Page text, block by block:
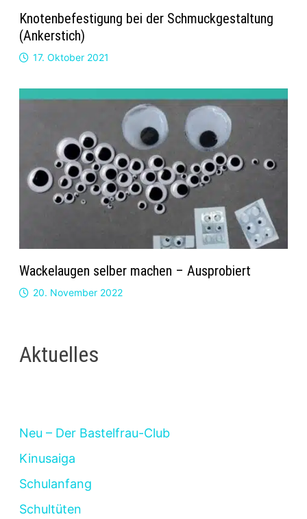
Knotenbefestigung bei der Schmuckgestaltung
(Ankerstich)
17. Oktober 2021
Wackelaugen selber machen – Ausprobiert
20. November 2022
Aktuelles
Neu – Der Bastelfrau-Club
Kinusaiga
Schulanfang
Schultüten